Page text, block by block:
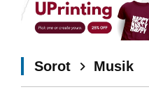
Sorot Musik